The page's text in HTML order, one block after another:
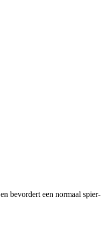
bevordert een normaal